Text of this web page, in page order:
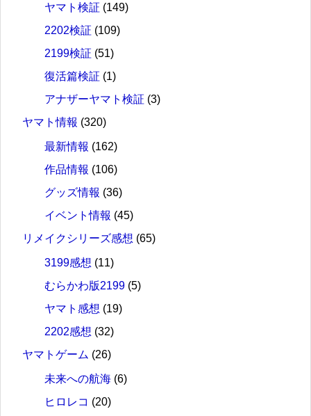
ヤマト検証 (149)
2202検証 (109)
2199検証 (51)
復活篇検証 (1)
アナザーヤマト検証 (3)
ヤマト情報 (320)
最新情報 (162)
作品情報 (106)
グッズ情報 (36)
イベント情報 (45)
リメイクシリーズ感想 (65)
3199感想 (11)
むらかわ版2199 (5)
ヤマト感想 (19)
2202感想 (32)
ヤマトゲーム (26)
未来への航海 (6)
ヒロレコ (20)